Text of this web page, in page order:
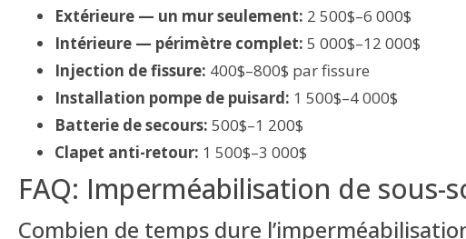
Extérieure — un mur seulement: 2 500$–6 000$
Intérieure — périmètre complet: 5 000$–12 000$
Injection de fissure: 400$–800$ par fissure
Installation pompe de puisard: 1 500$–4 000$
Batterie de secours: 500$–1 200$
Clapet anti-retour: 1 500$–3 000$
FAQ: Imperméabilisation de sous-
Combien de temps dure